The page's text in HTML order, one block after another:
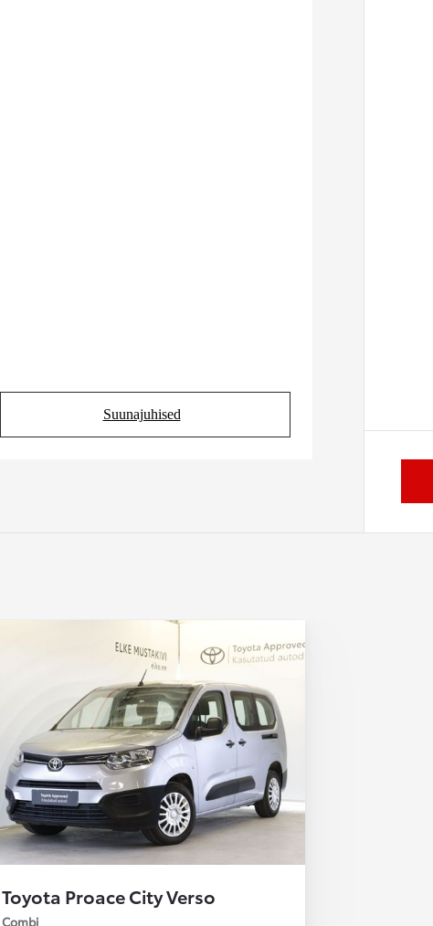
Suunajuhised
(Opens in new tab)
Toyota Proace City Verso
Combi